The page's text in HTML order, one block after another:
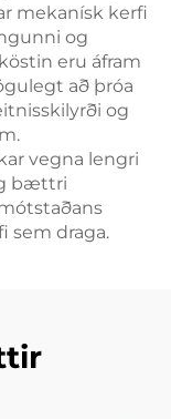
mekanísk kerfi
og
eru áfram
að þróa
og
vegna lengri
bættri
sem draga.